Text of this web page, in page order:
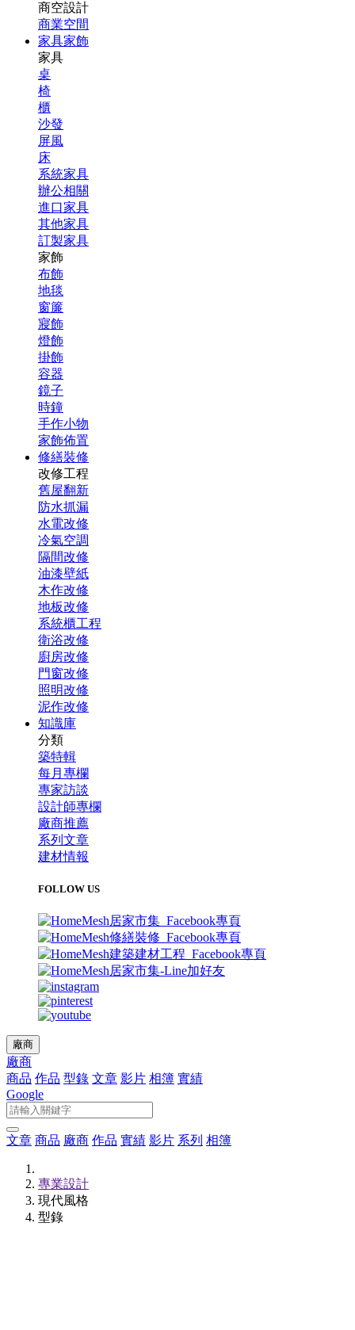
商空設計
商業空間
家具家飾
家具
桌
椅
櫃
沙發
屏風
床
系統家具
辦公相關
進口家具
其他家具
訂製家具
家飾
布飾
地毯
窗簾
寢飾
燈飾
掛飾
容器
鏡子
時鐘
手作小物
家飾佈置
修繕裝修
改修工程
舊屋翻新
防水抓漏
水電改修
冷氣空調
隔間改修
油漆壁紙
木作改修
地板改修
系統櫃工程
衛浴改修
廚房改修
門窗改修
照明改修
泥作改修
知識庫
分類
築特輯
每月專欄
專家訪談
設計師專欄
廠商推薦
系列文章
建材情報
FOLLOW US
廠商
廠商
商品 作品 型錄 文章 影片 相簿 實績
Google
文章 商品 廠商 作品 實績 影片 系列 相簿
專業設計
現代風格
型錄